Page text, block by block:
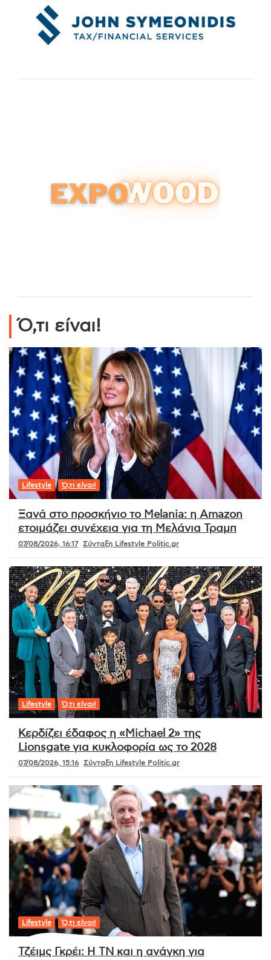
Ό,τι είναι!
Lifestyle Ό,τι είναι!
Ξανά στο προσκήνιο το Melania: η Amazon
ετοιμάζει συνέχεια για τη Μελάνια Τραμπ
07/08/2026, 16:17 Σύνταξη Lifestyle Politic.gr
Lifestyle Ό,τι είναι!
Κερδίζει έδαφος η «Michael 2» της
Lionsgate για κυκλοφορία ως το 2028
07/08/2026, 15:16 Σύνταξη Lifestyle Politic.gr
Lifestyle Ό,τι είναι!
Τζέιμς Γκρέι: Η ΤΝ και η ανάγκη για